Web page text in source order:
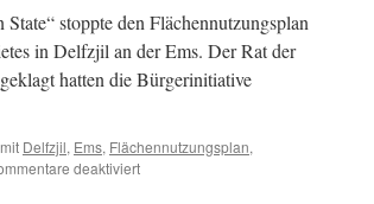
stoppte den Flächennutzungsplan
in Delfzjil an der Ems. Der Rat der
hatten die Bürgerinitiative
Delfzjil, Ems, Flächennutzungsplan,
deaktiviertfür